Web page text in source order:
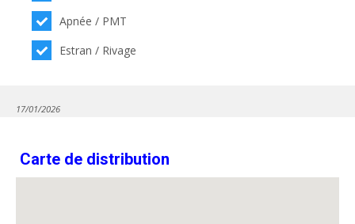
Apnée / PMT
Estran / Rivage
17/01/2026
Carte de distribution